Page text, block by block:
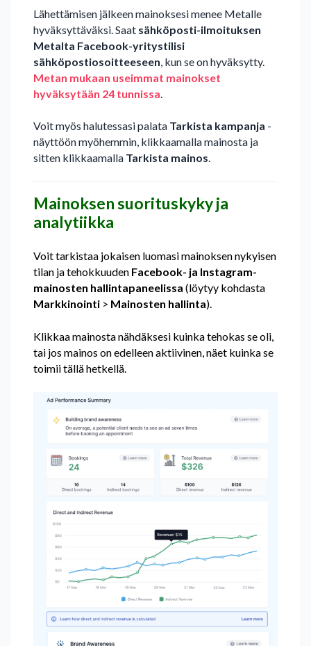
Lähettämisen jälkeen mainoksesi menee Metalle
hyväksyttäväksi. Saat sähköposti-ilmoituksen
Metalta Facebook-yritystilisi
sähköpostiosoitteeseen , kun se on hyväksytty.
Metan mukaan useimmat mainokset
hyväksytään 24 tunnissa
Voit myös halutessasi palata Tarkista kampanja -
näyttöön myöhemmin, klikkaamalla mainosta ja
sitten klikkaamalla Tarkista mainos.
Mainoksen suorituskyky ja
analytiikka
Voit tarkistaa jokaisen luomasi mainoksen nykyisen
tilan ja tehokkuuden Facebook- ja Instagram-
mainosten hallintapaneelissa (löytyy kohdasta
Markkinointi > Mainosten hallinta).
Klikkaa mainosta nähdäksesi kuinka tehokas se oli,
tai jos mainos on edelleen aktiivinen, näet kuinka se
toimii tällä hetkellä.